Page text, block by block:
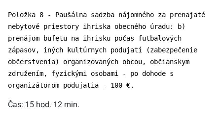
Položka 8 - Paušálna sadzba nájomného za prenajaté
nebytové priestory ihriska obecného úradu: b)
prenájom bufetu na ihrisku počas futbalových
zápasov, iných kultúrnych podujatí (zabezpečenie
občerstvenia) organizovaných obcou, občianskym
združením, fyzickými osobami - po dohode s
organizátorom podujatia - 100 €.
Čas: 15 hod. 12 min.